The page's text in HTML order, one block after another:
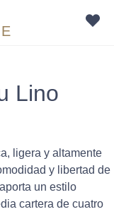
Lino
ligera y altamente
y libertad de
un estilo
cartera de cuatro